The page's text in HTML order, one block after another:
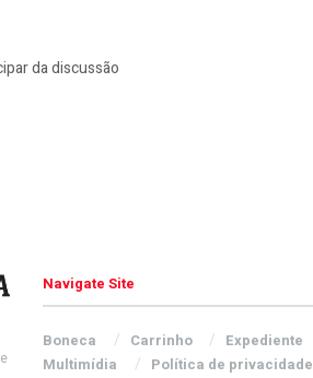
da discussão
Navigate Site
Boneca Carrinho Expediente
Multimídia
Política de privacidade